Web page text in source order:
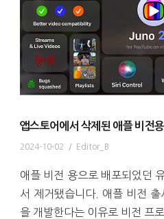
앱스토어에서 삭제된 애플 비전용
2024-10-02 / Editor_B
애플 비전 용으로 배포되었던
서 제거됐습니다. 애플 비전
을 개발한다는 이유로 비전 프